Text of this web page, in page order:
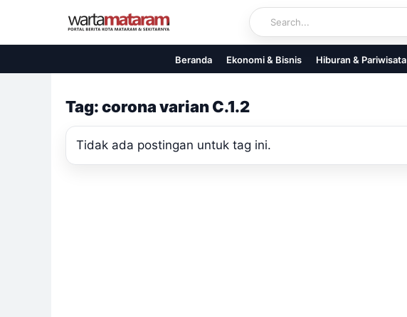
content
Beranda Ekonomi & Bisnis Hiburan & Pariwisata
Tag: corona varian C.1.2
Tidak ada postingan untuk tag ini.